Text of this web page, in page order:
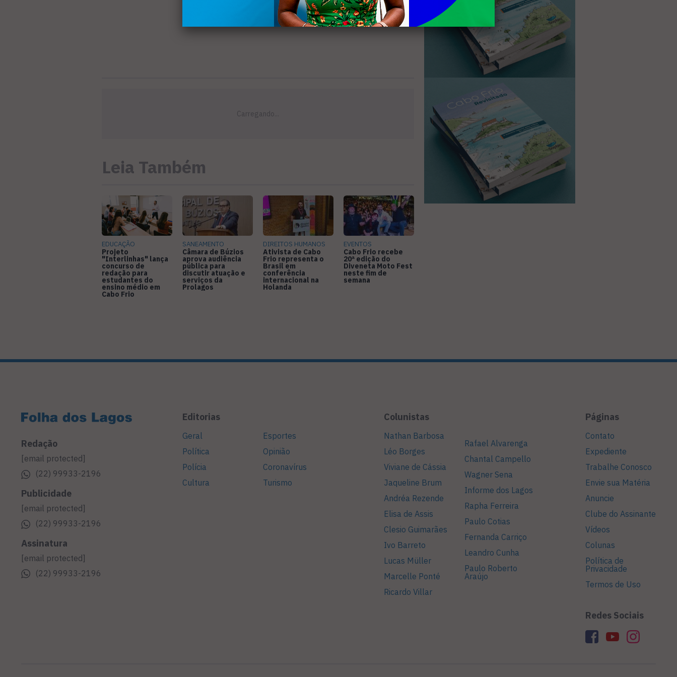
Leia Também
EDUCAÇÃO
Projeto
"Interlinhas" lança
concurso de
redação para
estudantes do
ensino médio em
Cabo Frio
SANEAMENTO
Câmara de Búzios
aprova audiência
pública para
discutir atuação e
serviços da
Prolagos
DIREITOS HUMANOS
Ativista de Cabo
Frio representa o
Brasil em
conferência
internacional na
Holanda
EVENTOS
Cabo Frio recebe
20ª edição do
Diveneta Moto Fest
neste fim de
semana
Redação
[email protected]
(22) 99933-2196
Publicidade
[email protected]
(22) 99933-2196
Assinatura
[email protected]
(22) 99933-2196
Editorias
Geral
Política
Polícia
Cultura
Esportes
Opinião
Coronavírus
Turismo
Colunistas
Nathan Barbosa
Léo Borges
Viviane de Cássia
Jaqueline Brum
Andréa Rezende
Elisa de Assis
Clesio Guimarães
Ivo Barreto
Lucas Müller
Marcelle Ponté
Ricardo Villar
Rafael Alvarenga
Chantal Campello
Wagner Sena
Informe dos Lagos
Rapha Ferreira
Paulo Cotias
Fernanda Carriço
Leandro Cunha
Paulo Roberto
Araújo
Páginas
Contato
Expediente
Trabalhe Conosco
Envie sua Matéria
Anuncie
Clube do Assinante
Vídeos
Colunas
Política de
Privacidade
Termos de Uso
Redes Sociais